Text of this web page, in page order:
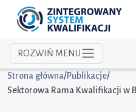
ROZWIŃ MENU
Strona główna/Publikacje/
Sektorowa Rama Kwalifikacji w